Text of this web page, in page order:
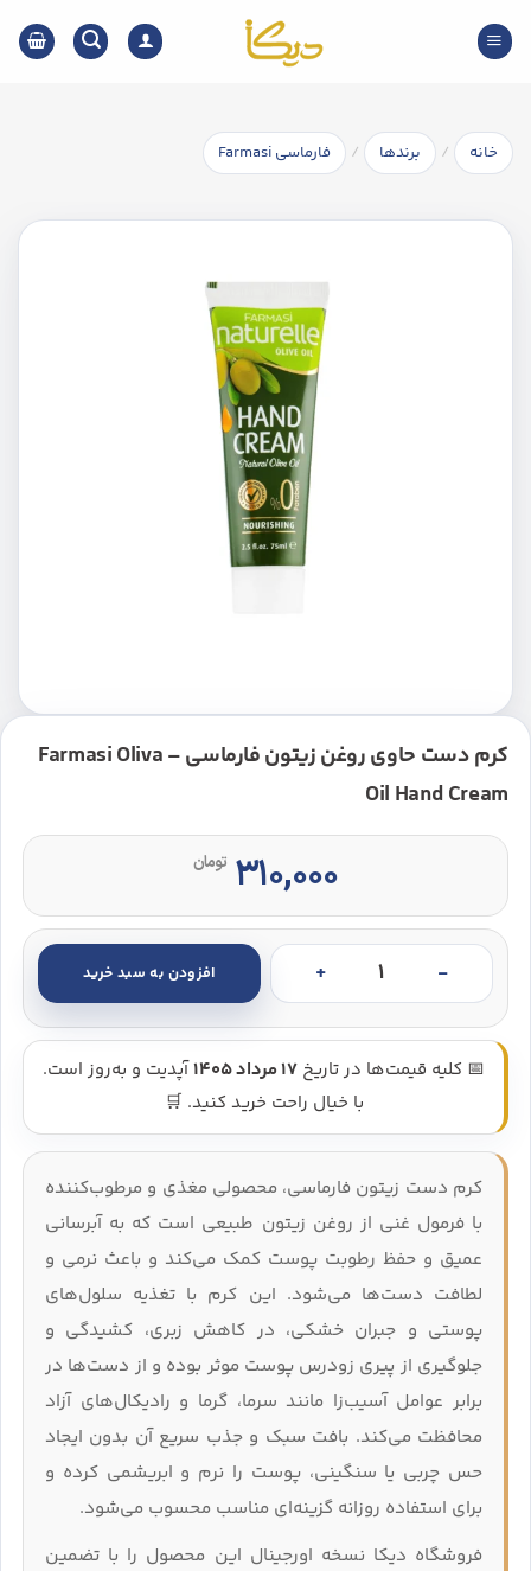
content
خانه / برندها / فارماسی Farmasi
کرم دست حاوی روغن زیتون فارماسی – Farmasi Oliva
Oil Hand Cream
۳۱۰,۰۰۰ تومان
کرم دست زیتون فارماسی، محصولی مغذی و مرطوب‌کننده
با فرمول غنی از روغن زیتون طبیعی است که به آبرسانی
عمیق و حفظ رطوبت پوست کمک می‌کند و باعث نرمی و
لطافت دست‌ها می‌شود. این کرم با تغذیه سلول‌های
پوستی و جبران خشکی، در کاهش زبری، کشیدگی و
جلوگیری از پیری زودرس پوست موثر بوده و از دست‌ها در
برابر عوامل آسیب‌زا مانند سرما، گرما و رادیکال‌های آزاد
محافظت می‌کند. بافت سبک و جذب سریع آن بدون ایجاد
حس چربی یا سنگینی، پوست را نرم و ابریشمی کرده و
برای استفاده روزانه گزینه‌ای مناسب محسوب می‌شود.
فروشگاه دیکا نسخه اورجینال این محصول را با تضمین
📅 کلیه قیمت‌ها در تاریخ 17 مرداد 1405
آپدیت و به‌روز است.
با خیال راحت خرید کنید. 🛒
کرم دست حاوی روغن زیتون فارماسی - Farmasi Oliva Oil Hand Cream عدد
افزودن به سبد خرید